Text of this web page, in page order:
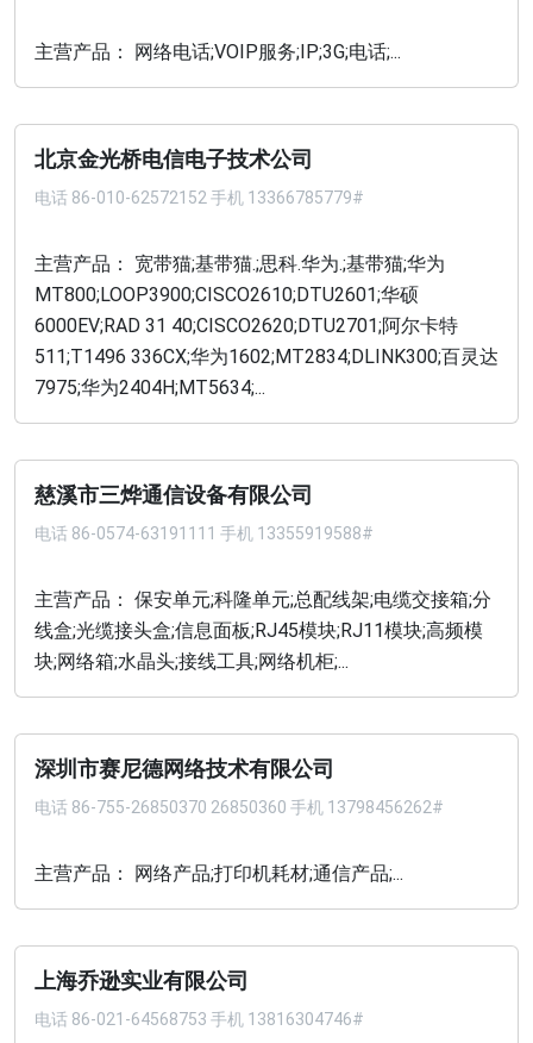
主营产品： 网络电话;VOIP服务;IP;3G;电话;...
北京金光桥电信电子技术公司
电话 86-010-62572152 手机 13366785779#
主营产品： 宽带猫;基带猫.;思科.华为.;基带猫;华为
MT800;LOOP3900;CISCO2610;DTU2601;华硕
6000EV;RAD 31 40;CISCO2620;DTU2701;阿尔卡特
511;T1496 336CX;华为1602;MT2834;DLINK300;百灵达
7975;华为2404H;MT5634;...
慈溪市三烨通信设备有限公司
电话 86-0574-63191111 手机 13355919588#
主营产品： 保安单元;科隆单元;总配线架;电缆交接箱;分
线盒;光缆接头盒;信息面板;RJ45模块;RJ11模块;高频模
块;网络箱;水晶头;接线工具;网络机柜;...
深圳市赛尼德网络技术有限公司
电话 86-755-26850370 26850360 手机 13798456262#
主营产品： 网络产品;打印机耗材;通信产品;...
上海乔逊实业有限公司
电话 86-021-64568753 手机 13816304746#